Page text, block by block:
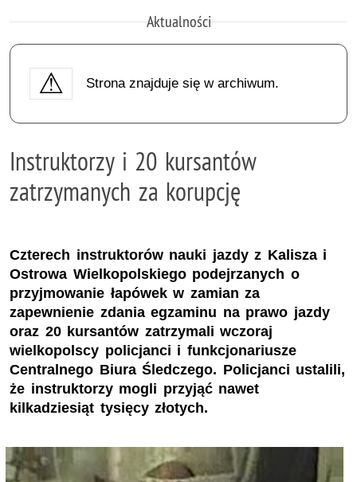
Aktualności
Strona znajduje się w archiwum.
Instruktorzy i 20 kursantów
zatrzymanych za korupcję
Czterech instruktorów nauki jazdy z Kalisza i
Ostrowa Wielkopolskiego podejrzanych o
przyjmowanie łapówek w zamian za
zapewnienie zdania egzaminu na prawo jazdy
oraz 20 kursantów zatrzymali wczoraj
wielkopolscy policjanci i funkcjonariusze
Centralnego Biura Śledczego. Policjanci ustalili,
że instruktorzy mogli przyjąć nawet
kilkadziesiąt tysięcy złotych.